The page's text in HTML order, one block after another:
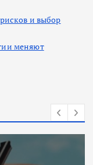
и выбор
меняют